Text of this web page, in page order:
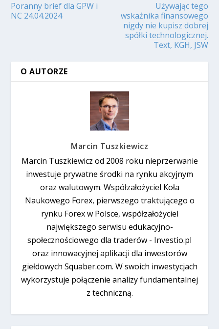
Poranny brief dla GPW i
NC 24.04.2024
Używając tego
wskaźnika finansowego
nigdy nie kupisz dobrej
spółki technologicznej.
Text, KGH, JSW
O AUTORZE
Marcin Tuszkiewicz
Marcin Tuszkiewicz od 2008 roku nieprzerwanie
inwestuje prywatne środki na rynku akcyjnym
oraz walutowym. Współzałożyciel Koła
Naukowego Forex, pierwszego traktującego o
rynku Forex w Polsce, współzałożyciel
największego serwisu edukacyjno-
społecznościowego dla traderów - Investio.pl
oraz innowacyjnej aplikacji dla inwestorów
giełdowych Squaber.com. W swoich inwestycjach
wykorzystuje połączenie analizy fundamentalnej
z techniczną.